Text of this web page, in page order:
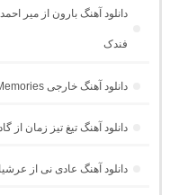
دانلود آهنگ بارون از میر
فندک
دانلود آهنگ خارجی Memories از DUORUSH “هوش مصنوعی ترند اینستا”
دانلود آهنگ تیغ تیز زمان از
دانلود آهنگ عادی نی از